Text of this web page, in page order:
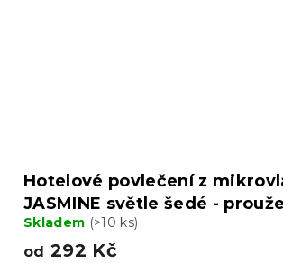
Hotelové povlečení z
JASMINE světle šedé -
Skladem (>10 ks)
od 292 Kč